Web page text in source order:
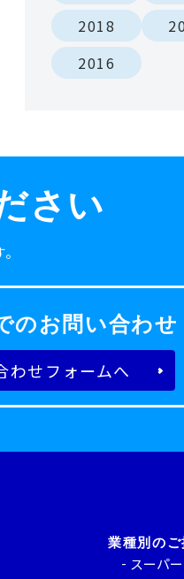
2018
2016
さい
のお問い合わせ
わせフォームへ
業種別のご
スーパ